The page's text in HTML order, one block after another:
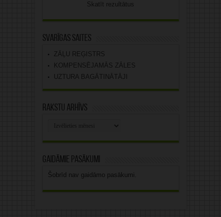
Skatīt rezultātus
Svarīgas saites
ZĀĻU REĢISTRS
KOMPENSĒJAMĀS ZĀLES
UZTURA BAGĀTINĀTĀJI
Rakstu arhīvs
Gaidāmie pasākumi
Šobrīd nav gaidāmo pasākumi.